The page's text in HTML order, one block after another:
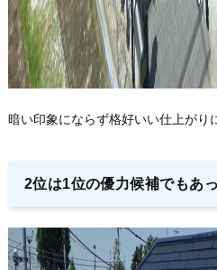
暗い印象にならず格好いい仕上がり
2位は1位の優力候補でもあ